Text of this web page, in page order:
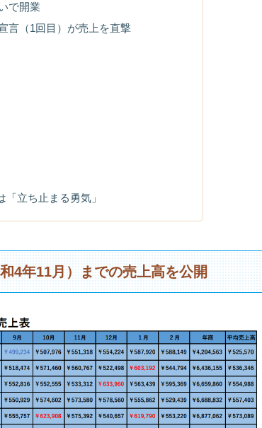
で開業
言（1回目）が売上を直撃
立ち止まる勇気」
4年11月）までの売上高を公開